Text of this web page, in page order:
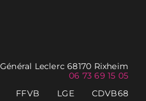
Leclerc 68170 Rixheim
06 73 69 15 05
FFVB LGE CDVB68